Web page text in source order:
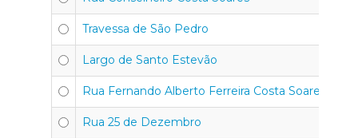
Travessa de São Pedro
Largo de Santo Estevão
Rua Fernando Alberto Ferreira Costa Soares
Rua 25 de Dezembro